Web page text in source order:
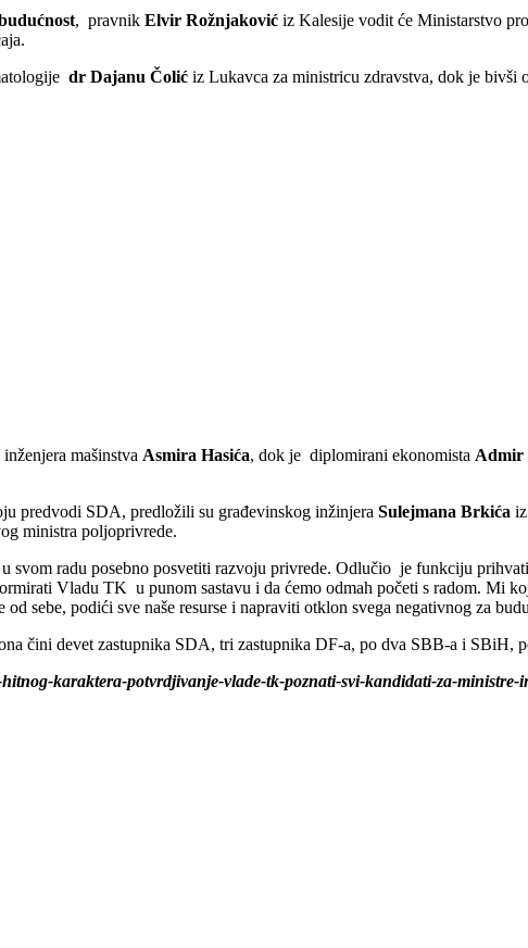
, pravnik Elvir Rožnjaković iz Kalesije vodit će Ministarstvo
dr Dajanu Čolić iz Lukavca za ministricu zdravstva, dok je
mašinstva Asmira Hasića, dok je diplomirani ekonomista Admir
predvodi SDA, predložili su građevinskog inžinjera Sulejmana Brkića
ministra poljoprivrede.
radu posebno posvetiti razvoju privrede. Odlučio je funkciju
Vladu TK u punom sastavu i da ćemo odmah početi s radom. Mi
sebe, podići sve naše resurse i napraviti otklon svega negativnog za
čini devet zastupnika SDA, tri zastupnika DF-a, po dva SBB-a i
karaktera-potvrdjivanje-vlade-tk-poznati-svi-kandidati-za-